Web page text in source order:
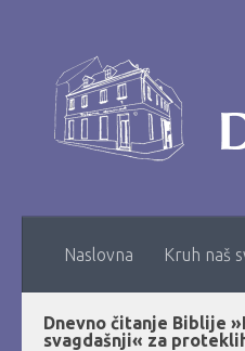
Naslovna Kruh naš
Dnevno čitanje Biblije
svagdašnji« za